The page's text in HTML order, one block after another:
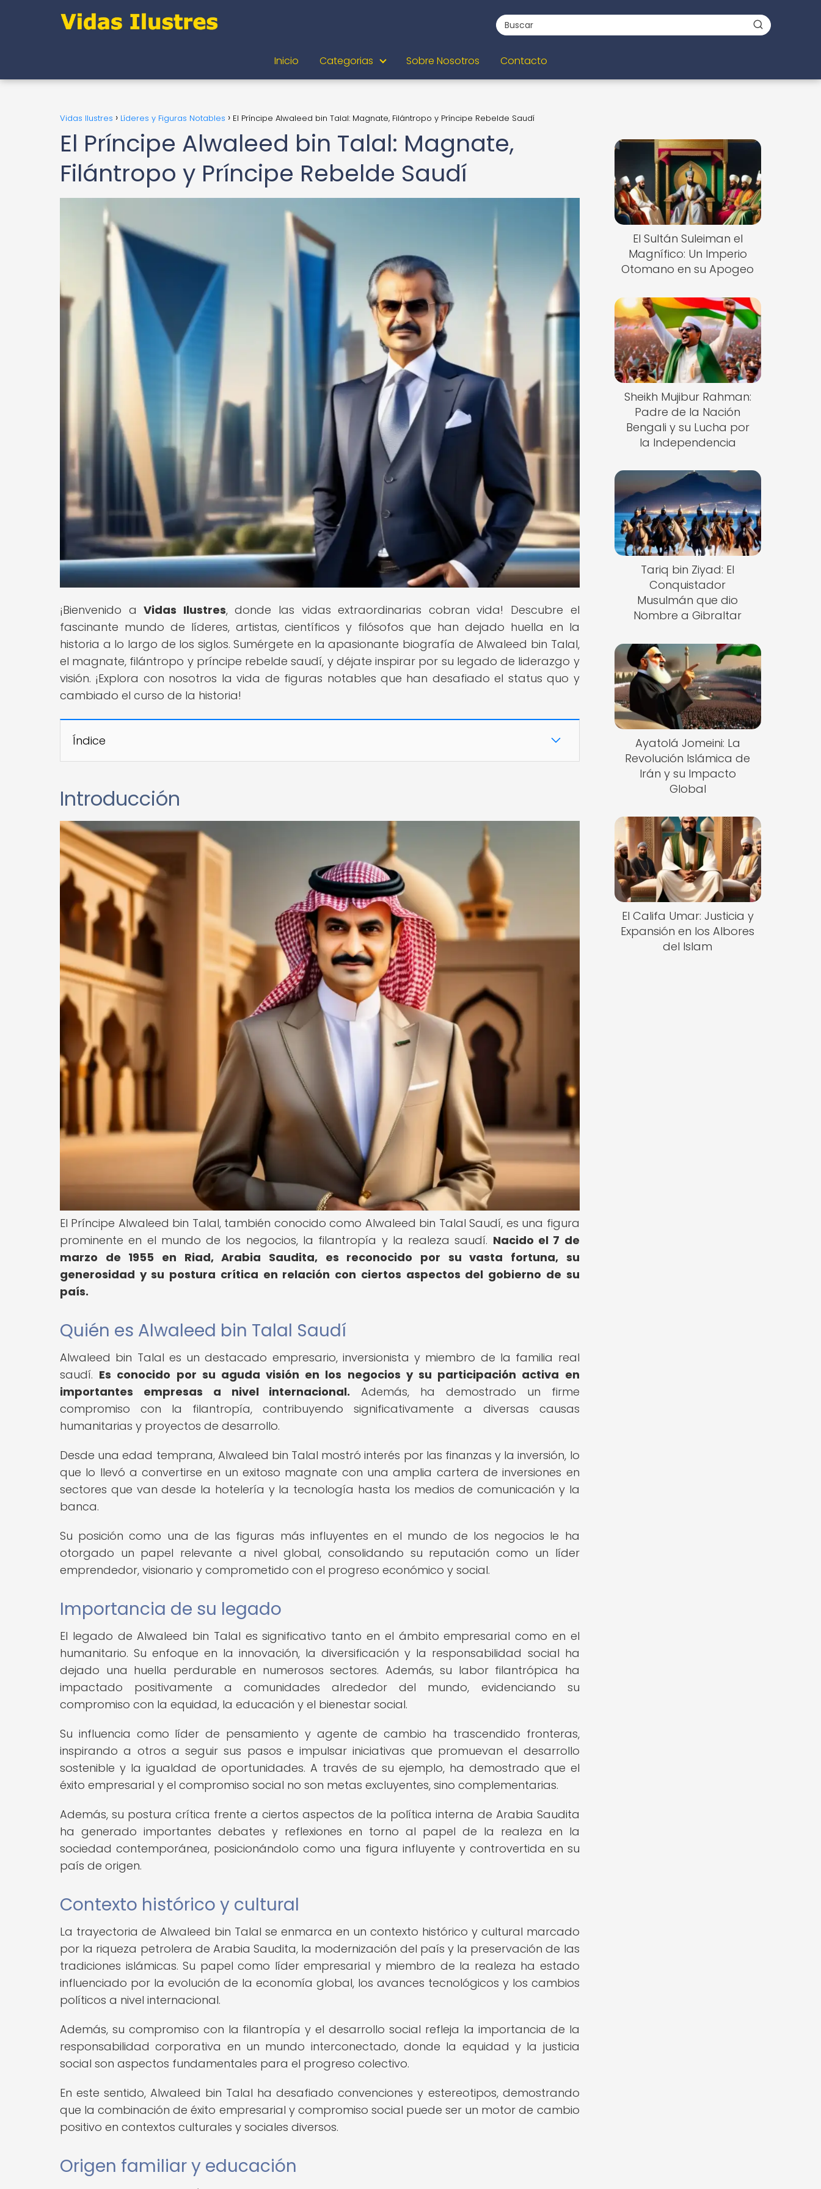
Inicio Categorias Sobre Nosotros Contacto
Vidas Ilustres Líderes y Figuras Notables El Príncipe Alwaleed bin Talal: Magnate, Filántropo y Príncipe Rebelde Saudí
El Príncipe Alwaleed bin Talal: Magnate,
Filántropo y Príncipe Rebelde Saudí
¡Bienvenido aVidas Ilustres, donde las vidas extraordinarias cobran vida! Descubre el
fascinante mundo de líderes, artistas, científicos y filósofos que han dejado huella en la
historia a lo largo de los siglos. Sumérgete en la apasionante biografía de Alwaleed bin Talal,
el magnate, filántropo y príncipe rebelde saudí, y déjate inspirar por su legado de liderazgo y
visión. ¡Explora con nosotros la vida de figuras notables que han desafiado el status quo y
cambiado el curso de la historia!
Índice
Introducción
El Príncipe Alwaleed bin Talal, también conocido como Alwaleed bin Talal Saudí, es una figura
prominente en el mundo de los negocios, la filantropía y la realeza saudí. Nacido el 7 de
marzo de 1955 en Riad, Arabia Saudita, es reconocido por su vasta fortuna, su
generosidad y su postura crítica en relación con ciertos aspectos del gobierno de su
país.
Quién es Alwaleed bin Talal Saudí
Alwaleed bin Talal es un destacado empresario, inversionista y miembro de la familia real
saudí. Es conocido por su aguda visión en los negocios y su participación activa en
importantes empresas a nivel internacional. Además, ha demostrado un firme
compromiso con la filantropía, contribuyendo significativamente a diversas causas
humanitarias y proyectos de desarrollo.
Desde una edad temprana, Alwaleed bin Talal mostró interés por las finanzas y la inversión, lo
que lo llevó a convertirse en un exitoso magnate con una amplia cartera de inversiones en
sectores que van desde la hotelería y la tecnología hasta los medios de comunicación y la
banca.
Su posición como una de las figuras más influyentes en el mundo de los negocios le ha
otorgado un papel relevante a nivel global, consolidando su reputación como un líder
emprendedor, visionario y comprometido con el progreso económico y social.
Importancia de su legado
El legado de Alwaleed bin Talal es significativo tanto en el ámbito empresarial como en el
humanitario. Su enfoque en la innovación, la diversificación y la responsabilidad social ha
dejado una huella perdurable en numerosos sectores. Además, su labor filantrópica ha
impactado positivamente a comunidades alrededor del mundo, evidenciando su
compromiso con la equidad, la educación y el bienestar social.
Su influencia como líder de pensamiento y agente de cambio ha trascendido fronteras,
inspirando a otros a seguir sus pasos e impulsar iniciativas que promuevan el desarrollo
sostenible y la igualdad de oportunidades. A través de su ejemplo, ha demostrado que el
éxito empresarial y el compromiso social no son metas excluyentes, sino complementarias.
Además, su postura crítica frente a ciertos aspectos de la política interna de Arabia Saudita
ha generado importantes debates y reflexiones en torno al papel de la realeza en la
sociedad contemporánea, posicionándolo como una figura influyente y controvertida en su
país de origen.
Contexto histórico y cultural
La trayectoria de Alwaleed bin Talal se enmarca en un contexto histórico y cultural marcado
por la riqueza petrolera de Arabia Saudita, la modernización del país y la preservación de las
tradiciones islámicas. Su papel como líder empresarial y miembro de la realeza ha estado
influenciado por la evolución de la economía global, los avances tecnológicos y los cambios
políticos a nivel internacional.
Además, su compromiso con la filantropía y el desarrollo social refleja la importancia de la
responsabilidad corporativa en un mundo interconectado, donde la equidad y la justicia
social son aspectos fundamentales para el progreso colectivo.
En este sentido, Alwaleed bin Talal ha desafiado convenciones y estereotipos, demostrando
que la combinación de éxito empresarial y compromiso social puede ser un motor de cambio
positivo en contextos culturales y sociales diversos.
Origen familiar y educación
El Sultán Suleiman el
Magnífico: Un Imperio
Otomano en su Apogeo
Sheikh Mujibur Rahman:
Padre de la Nación
Bengali y su Lucha por
la Independencia
Tariq bin Ziyad: El
Conquistador
Musulmán que dio
Nombre a Gibraltar
Ayatolá Jomeini: La
Revolución Islámica de
Irán y su Impacto
Global
El Califa Umar: Justicia y
Expansión en los Albores
del Islam